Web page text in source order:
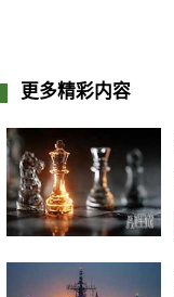
更多精彩内容